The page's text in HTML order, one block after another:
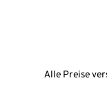
Alle Preise